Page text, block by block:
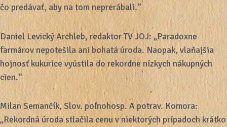
čo predávať, aby na tom neprerábali.“
Daniel Levický Archleb, redaktor TV JOJ: „Paradoxne
farmárov nepotešila ani bohatá úroda. Naopak, vlaňajšia
hojnosť kukurice vyústila do rekordne nízkych nákupných
cien.“
Milan Semančík, Slov. poľnohosp. A potrav. Komora:
„Rekordná úroda stlačila cenu v niektorých prípadoch krátko